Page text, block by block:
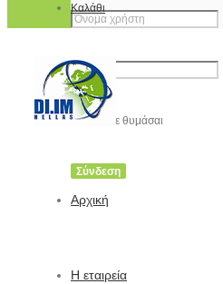
Να με θυμάσαι
Καλάθι
Αρχική
Η εταιρεία